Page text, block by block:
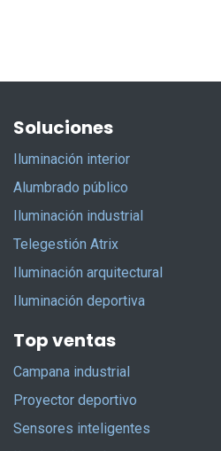
Soluciones
Iluminación interior
Alumbrado público
Iluminación industrial
Telegestión Atrix
Iluminación arquitectural
Iluminación deportiva
Top ventas
Campana industrial
Proyector deportivo
Sensores inteligentes